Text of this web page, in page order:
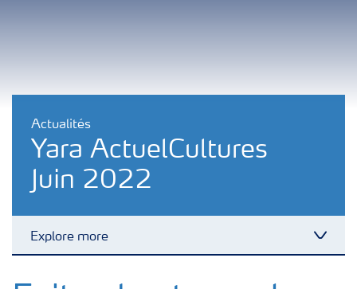
Actualités
Yara ActuelCultures
Juin 2022
Explore more
Nutrition des cultures